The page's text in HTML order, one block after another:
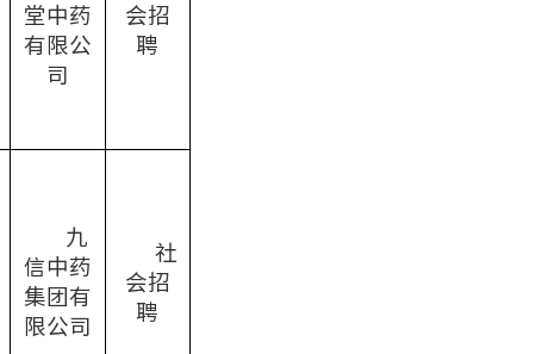
堂中药
有限公
司
会招
聘
九
信中药
集团有
限公司
社
会招
聘